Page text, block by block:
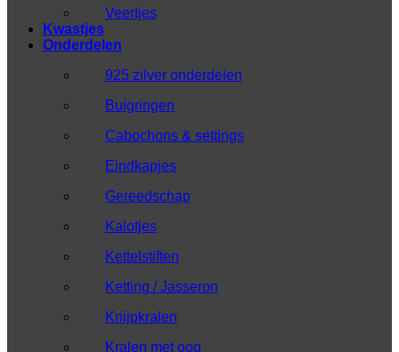
Veertjes
Kwastjes
Onderdelen
925 zilver onderdelen
Buigringen
Cabochons & settings
Eindkapjes
Gereedschap
Kalotjes
Kettelstiften
Ketting / Jasseron
Knijpkralen
Kralen met oog